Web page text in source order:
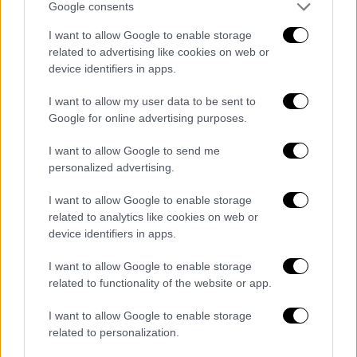
Google consents
I want to allow Google to enable storage
related to advertising like cookies on web or
device identifiers in apps.
I want to allow my user data to be sent to
Google for online advertising purposes.
I want to allow Google to send me
personalized advertising.
I want to allow Google to enable storage
related to analytics like cookies on web or
device identifiers in apps.
I want to allow Google to enable storage
related to functionality of the website or app.
I want to allow Google to enable storage
related to personalization.
Δασολογίας στο ΑΠΘ αναφέρει στο
ThessToday.gr ότι η βάση των
χημικό στοιχείο που ωθεί στην ανάπτυξη
θερμοκρασιών άνω των 500 βαθμών
Κελσίου. «Έστω ένα μικρό θραύσμα του
πυροτεχνήματοςνα πέσει σε ξερά χόρτα,
τότε εν δυνάμει μπορεί να προκαλέσει
πυρκαγιές. Θέλει πολλή προσοχή, γιατί οι
κάφτρες και τα υπολείμματα των
πολύ υψηλές θερμοκρασίες. Για να πάρουν
φωτιά τα ξερά χόρτα ή καύσιμη ύλη των
πεύκων απαιτούνται θερμοκρασίες γύρω
στους 300 – 320 βαθμούς. Τα πυροτεχνήματα